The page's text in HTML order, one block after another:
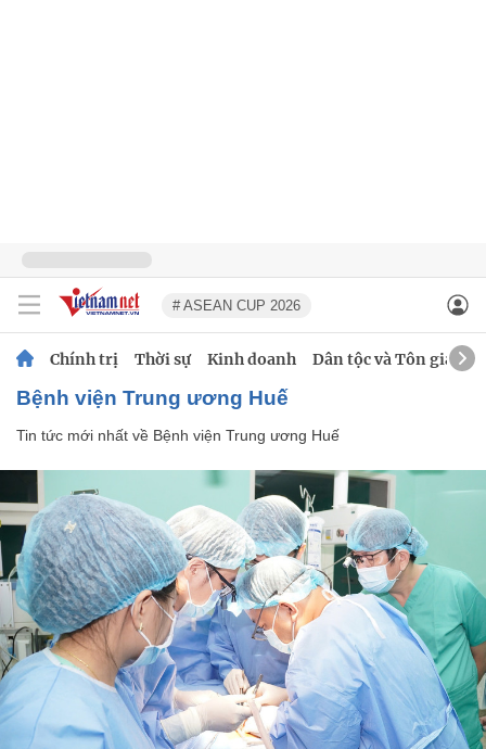
# ASEAN CUP 2026
Chính trị Thời sự Kinh doanh Dân tộc và Tôn giáo
Bệnh viện Trung ương Huế
Tin tức mới nhất về Bệnh viện Trung ương Huế